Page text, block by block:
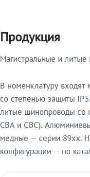
Продукция
Магистральные и
В номенклатуру
со степенью защиты
литые шинопроводы со
СВА и СВС).
медные — серии 89xx.
конфигурации — по